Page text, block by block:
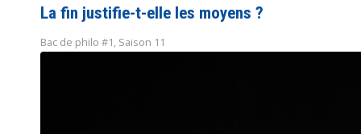
La fin justifie-t-elle les moyens ?
Bac de philo #1, Saison 11